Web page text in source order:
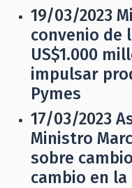
19/03/2023
convenio de
US$1.000
impulsar
Pymes
17/03/2023
Ministro
sobre
cambio en